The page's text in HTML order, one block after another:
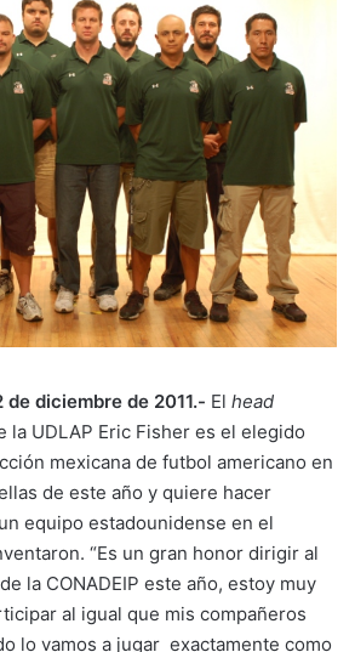
de diciembre de 2011.- El head
la UDLAP Eric Fisher es el elegido
mexicana de futbol americano en
de este año y quiere hacer
equipo estadounidense en el
“Es un gran honor dirigir al
la CONADEIP este año, estoy muy
al igual que mis compañeros
lo vamos a jugar exactamente como